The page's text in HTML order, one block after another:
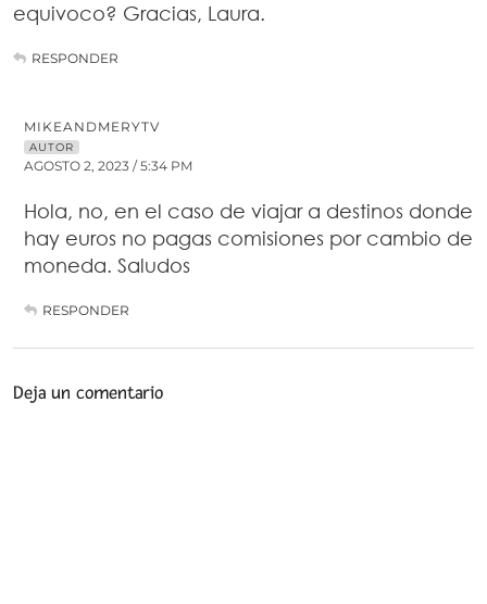
equivoco? Gracias, Laura.
RESPONDER
MIKEANDMERYTV
AUTOR
AGOSTO 2, 2023 / 5:34 PM
Hola, no, en el caso de viajar a destinos donde
hay euros no pagas comisiones por cambio de
moneda. Saludos
RESPONDER
Deja un comentario